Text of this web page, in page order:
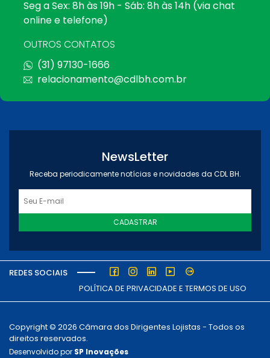
Seg a Sex: 8h às 19h - Sáb: 8h às 14h (via chat
online e telefone)
OUTROS CONTATOS
(31) 97130-1666
relacionamento@cdlbh.com.br
NewsLetter
Receba periodicamente notícias e novidades da CDL BH.
CADASTRAR
REDES SOCIAIS
POLÍTICA DE PRIVACIDADE E TERMOS DE USO
Copyright © 2026 Câmara dos Dirigentes Lojistas - Todos os
direitos reservados.
Desenvolvido por SP Inovações